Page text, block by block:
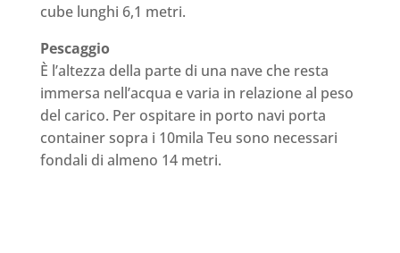
cube lunghi 6,1 metri.
Pescaggio
È l’altezza della parte di una nave che resta
immersa nell’acqua e varia in relazione al peso
del carico. Per ospitare in porto navi porta
container sopra i 10mila Teu sono necessari
fondali di almeno 14 metri.